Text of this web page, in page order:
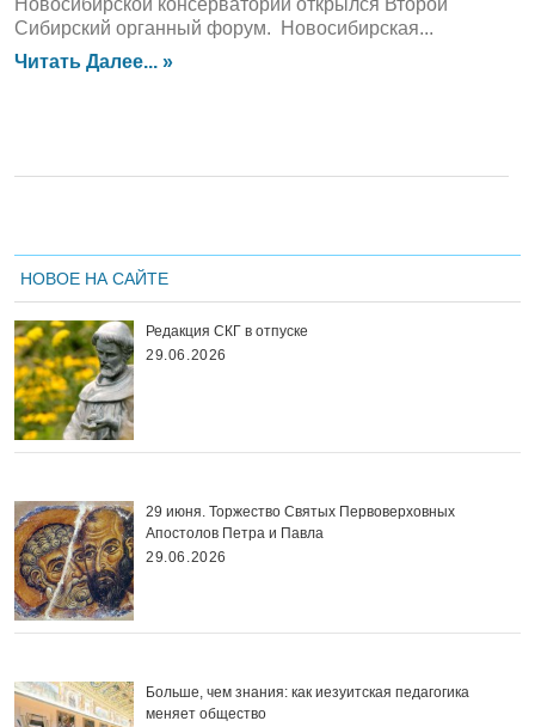
Новосибирской консерватории открылся Второй
Сибирский органный форум. Новосибирская...
Читать Далее... »
НОВОЕ НА САЙТЕ
Редакция СКГ в отпуске
29.06.2026
29 июня. Торжество Святых Первоверховных
Апостолов Петра и Павла
29.06.2026
Больше, чем знания: как иезуитская педагогика
меняет общество